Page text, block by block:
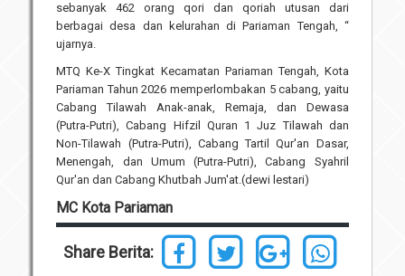
sebanyak 462 orang qori dan qoriah utusan dari
berbagai desa dan kelurahan di Pariaman Tengah, “
ujarnya.
MTQ Ke-X Tingkat Kecamatan Pariaman Tengah, Kota
Pariaman Tahun 2026 memperlombakan 5 cabang, yaitu
Cabang Tilawah Anak-anak, Remaja, dan Dewasa
(Putra-Putri), Cabang Hifzil Quran 1 Juz Tilawah dan
Non-Tilawah (Putra-Putri), Cabang Tartil Qur'an Dasar,
Menengah, dan Umum (Putra-Putri), Cabang Syahril
Qur'an dan Cabang Khutbah Jum'at.(dewi lestari)
MC Kota Pariaman
Share Berita: